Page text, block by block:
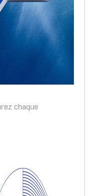
chaque